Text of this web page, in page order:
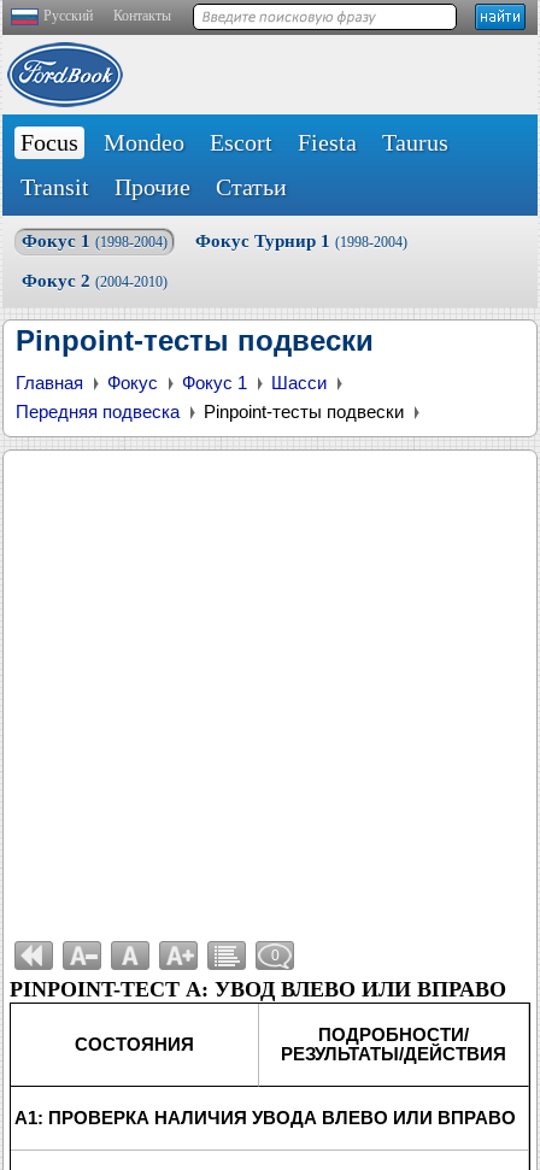
Русский Контакты
Focus Mondeo Escort Fiesta
Taurus
Transit
Прочие Статьи
Фокус 1 (1998-2004) Фокус Турнир 1 (1998-2004)
Фокус 2 (2004-2010)
Pinpoint-тесты подвески
Главная Фокус Фокус 1
Шасси
Передняя подвеска
Pinpoint-тесты подвески
0
PINPOINT-ТЕСТ A: УВОД ВЛЕВО ИЛИ ВПРАВО
СОСТОЯНИЯ
ПОДРОБНОСТИ/
РЕЗУЛЬТАТЫ/ДЕЙСТВИЯ
A1: ПРОВЕРКА НАЛИЧИЯ УВОДА ВЛЕВО ИЛИ ВПРАВО